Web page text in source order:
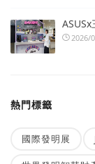
2026/
熱門標籤
國際發明展